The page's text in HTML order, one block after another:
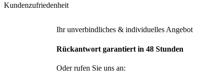
Kundenzufriedenheit
Ihr unverbindliches & individuelles Angebot
Rückantwort garantiert in 48 Stunden
Oder rufen Sie uns an: